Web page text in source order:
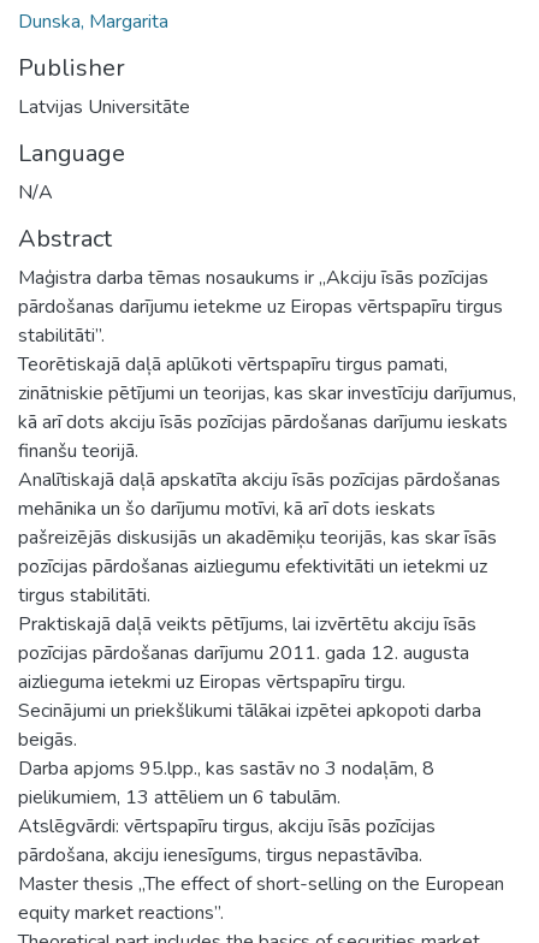
Dunska, Margarita
Publisher
Latvijas Universitāte
Language
N/A
Abstract
Maģistra darba tēmas nosaukums ir „Akciju īsās pozīcijas
pārdošanas darījumu ietekme uz Eiropas vērtspapīru tirgus
stabilitāti”.
Teorētiskajā daļā aplūkoti vērtspapīru tirgus pamati,
zinātniskie pētījumi un teorijas, kas skar investīciju darījumus,
kā arī dots akciju īsās pozīcijas pārdošanas darījumu ieskats
finanšu teorijā.
Analītiskajā daļā apskatīta akciju īsās pozīcijas pārdošanas
mehānika un šo darījumu motīvi, kā arī dots ieskats
pašreizējās diskusijās un akadēmiķu teorijās, kas skar īsās
pozīcijas pārdošanas aizliegumu efektivitāti un ietekmi uz
tirgus stabilitāti.
Praktiskajā daļā veikts pētījums, lai izvērtētu akciju īsās
pozīcijas pārdošanas darījumu 2011. gada 12. augusta
aizlieguma ietekmi uz Eiropas vērtspapīru tirgu.
Secinājumi un priekšlikumi tālākai izpētei apkopoti darba
beigās.
Darba apjoms 95.lpp., kas sastāv no 3 nodaļām, 8
pielikumiem, 13 attēliem un 6 tabulām.
Atslēgvārdi: vērtspapīru tirgus, akciju īsās pozīcijas
pārdošana, akciju ienesīgums, tirgus nepastāvība.
Master thesis „The effect of short-selling on the European
equity market reactions”.